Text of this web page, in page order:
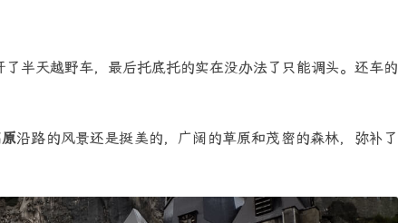
半天越野车，最后托底托的实在没办法了只能调头。还车的
沿路的风景还是挺美的，广阔的草原和茂密的森林，弥补了